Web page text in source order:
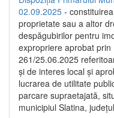
02.09.2025 -
proprietate sau a altor
despăgubirilor pentru
expropriere aprobat prin
261/25.06.2025
și de interes local și
lucrarea de utilitate
parcare supraetajată,
municipiul Slatina,